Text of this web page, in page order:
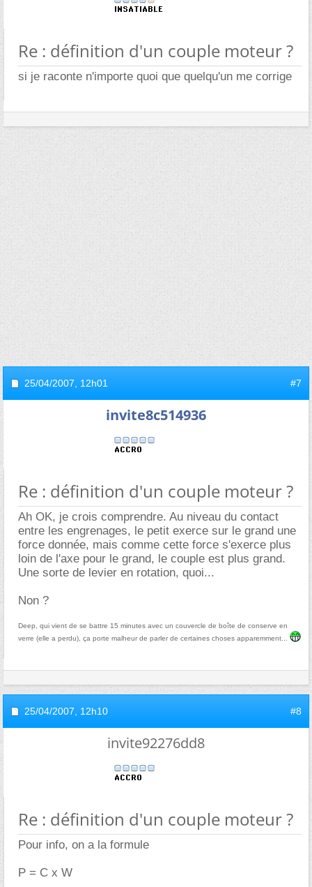
Re : définition d'un couple moteur ?
si je raconte n'importe quoi que quelqu'un me corrige
25/04/2007, 12h01 #7
invite8c514936
Re : définition d'un couple moteur ?
Ah OK, je crois comprendre. Au niveau du contact
entre les engrenages, le petit exerce sur le grand une
force donnée, mais comme cette force s'exerce plus
loin de l'axe pour le grand, le couple est plus grand.
Une sorte de levier en rotation, quoi...
Non ?
Deep, qui vient de se battre 15 minutes avec un couvercle de boîte de conserve en
verre (elle a perdu), ça porte malheur de parler de certaines choses apparemment...
25/04/2007, 12h10 #8
invite92276dd8
Re : définition d'un couple moteur ?
Pour info, on a la formule
P = C x W